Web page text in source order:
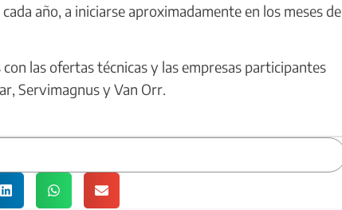
año, a iniciarse aproximadamente en los meses de
las ofertas técnicas y las empresas participantes
Servimagnus y Van Orr.